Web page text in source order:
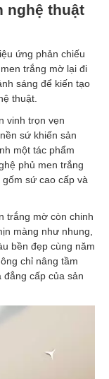
nghệ thuật
ứng phản chiếu
trắng mờ lại đi
sáng để kiến tạo
thuật.
vinh trọn vẹn
sứ khiến sản
một tác phẩm
phủ men trắng
sứ cao cấp và
trắng mờ còn chinh
màng như nhung,
bền đẹp cùng năm
chỉ nâng tầm
cấp của sản